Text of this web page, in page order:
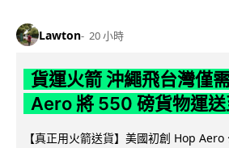
Lawton 20 小時
貨運火箭 沖繩飛台灣僅
Aero 將 550 磅貨物運
【真正用火箭送貨】美國初創 Hop